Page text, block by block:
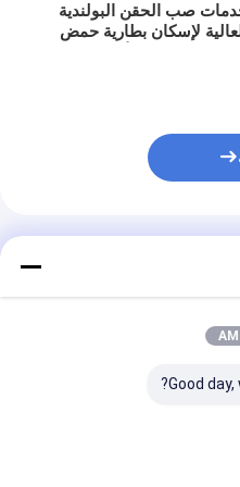
صب الحقن البولندية
لإسكان بطارية حمض
Good